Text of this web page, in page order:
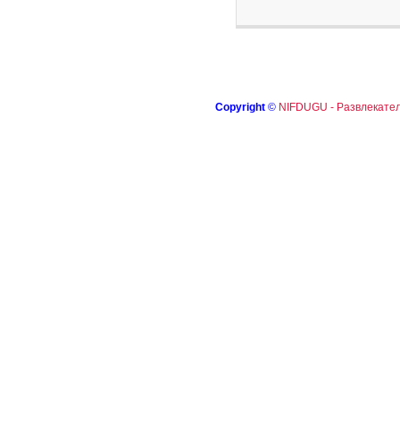
Copyright © NIFDUGU -